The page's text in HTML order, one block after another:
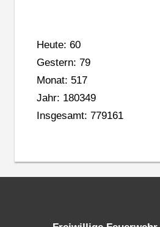
Heute: 60
Gestern: 79
Monat: 517
Jahr: 180349
Insgesamt: 779161